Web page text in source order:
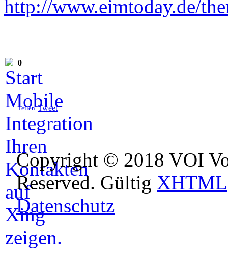
http://www.eimtoday.de/
0
Teilen Tweet
Copyright © 2018 VOI
Reserved. Gültig XHTML
Datenschutz